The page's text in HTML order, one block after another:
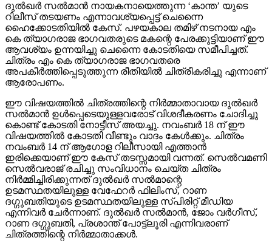
ദുല്‍ഖര്‍ സല്‍മാന്‍ നായകനായെത്തുന്ന ‘കാന്ത’ യുടെ
റിലീസ് തടയണം എന്നാവശ്യപ്പെട്ട് ചെന്നൈ
ഹൈക്കോടതിയില്‍ കേസ്. പഴയകാല തമിഴ് നടനായ എം
കെ ത്യാഗരാജ ഭാഗവതരുടെ മകന്റെ പേരക്കുട്ടിയാണ് ഈ
ആവശ്യം ഉന്നയിച്ചു ചെന്നൈ കോടതിയെ സമീപിച്ചത്.
ചിത്രം എം കെ ത്യാഗരാജ ഭാഗവതരെ
അപകീര്‍ത്തിപ്പെടുത്തുന്ന രീതിയില്‍ ചിത്രീകരിച്ചു എന്നാണ്
ആരോപണം.
ഈ വിഷയത്തില്‍ ചിത്രത്തിന്റെ നിര്‍മ്മാതാവായ ദുല്‍ഖര്‍
സല്‍മാന്‍ ഉള്‍പ്പെടെയുള്ളവരോട് വിശദീകരണം ചോദിച്ചു
കൊണ്ട് കോടതി നോട്ടീസ് അയച്ചു. നവംബര്‍ 18 ന് ഈ
വിഷയത്തില്‍ കോടതി വീണ്ടും വാദം കേള്‍ക്കും. ചിത്രം
നവംബര്‍ 14 ന് ആഗോള റിലീസായി എത്താന്‍
ഇരിക്കെയാണ് ഈ കേസ് തടസ്സമായി വന്നത്. സെല്‍വമണി
സെല്‍വരാജ് രചിച്ചു സംവിധാനം ചെയ്ത ചിത്രം
നിര്‍മ്മിച്ചിരിക്കുന്നത് ദുല്‍ഖര്‍ സല്‍മാന്റെ
ഉടമസ്ഥതയിലുള്ള വേഫേറര്‍ ഫിലിംസ്, റാണ
ദഗ്ഗുബതിയുടെ ഉടമസ്ഥതയിലുള്ള സ്പിരിറ്റ് മീഡിയ
എന്നിവര്‍ ചേര്‍ന്നാണ്. ദുല്‍ഖര്‍ സല്‍മാന്‍, ജോം വര്‍ഗീസ്,
റാണ ദഗ്ഗുബതി, പ്രശാന്ത് പോട്ട്‌ലൂരി എന്നിവരാണ്
ചിത്രത്തിന്റെ നിര്‍മ്മാതാക്കള്‍.